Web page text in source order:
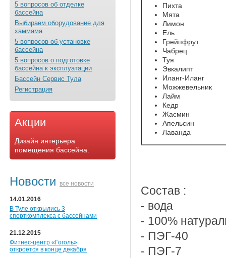
5 вопросов об отделке
бассейна
Выбираем оборудование для
хаммама
5 вопросов об установке
бассейна
5 вопросов о подготовке
бассейна к эксплуатации
Бассейн Сервис Тула
Регистрация
Акции
Дизайн интерьера
помещения бассейна.
Новости все новости
14.01.2016
В Туле открылись 3
спорткомплекса с бассейнами
21.12.2015
Фитнес-центр «Гоголь»
откроется в конце декабря
Пихта
Мята
Лимон
Ель
Грейпфрут
Чабрец
Туя
Эвкалипт
Иланг-Иланг
Можжевельник
Лайм
Кедр
Жасмин
Апельсин
Лаванда
Состав :
- вода
- 100%
- ПЭГ-40
- ПЭГ-7